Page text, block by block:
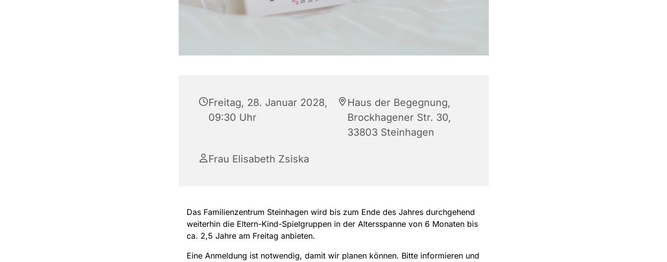
Freitag, 28. Januar 2028,
09:30 Uhr
Haus der Begegnung,
Brockhagener Str. 30,
33803 Steinhagen
Frau Elisabeth Zsiska
Das Familienzentrum Steinhagen wird bis zum Ende des Jahres durchgehend
weiterhin die Eltern-Kind-Spielgruppen in der Altersspanne von 6 Monaten bis
ca. 2,5 Jahre am Freitag anbieten.
Eine Anmeldung ist notwendig, damit wir planen können. Bitte informieren und